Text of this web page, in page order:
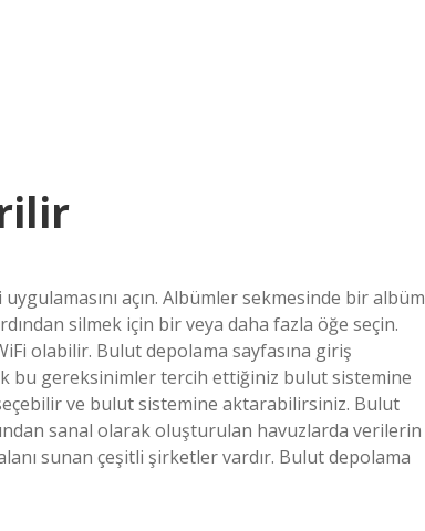
açın. Albümler sekmesinde bir albüm
silmek için bir veya daha fazla öğe seçin.
olabilir. Bulut depolama sayfasına giriş
bu gereksinimler tercih ettiğiniz bulut sistemine
ve bulut sistemine aktarabilirsiniz. Bulut
sanal olarak oluşturulan havuzlarda verilerin
sunan çeşitli şirketler vardır. Bulut depolama